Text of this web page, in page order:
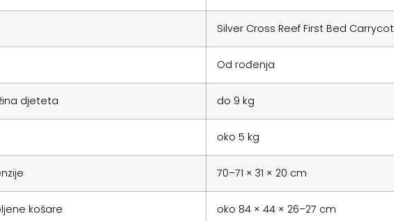
Silver Cross Reef First Bed Carrycot
Od rođenja
djeteta do 9 kg
oko 5 kg
70–71 × 31 × 20 cm
košare oko 84 × 44 × 26–27 cm